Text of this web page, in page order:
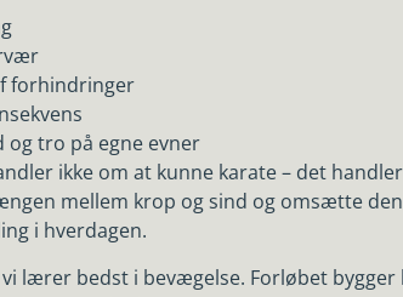
forhindringer
og tro på egne evner
ikke om at kunne karate – det
mellem krop og sind og omsætte den
i hverdagen.
vi lærer bedst i bevægelse. Forløbet